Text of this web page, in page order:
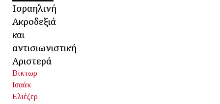
Ισραηλινή
Ακροδεξιά
και
αντισιωνιστική
Αριστερά
Βίκτωρ
Ισαάκ
Ελιέζερ